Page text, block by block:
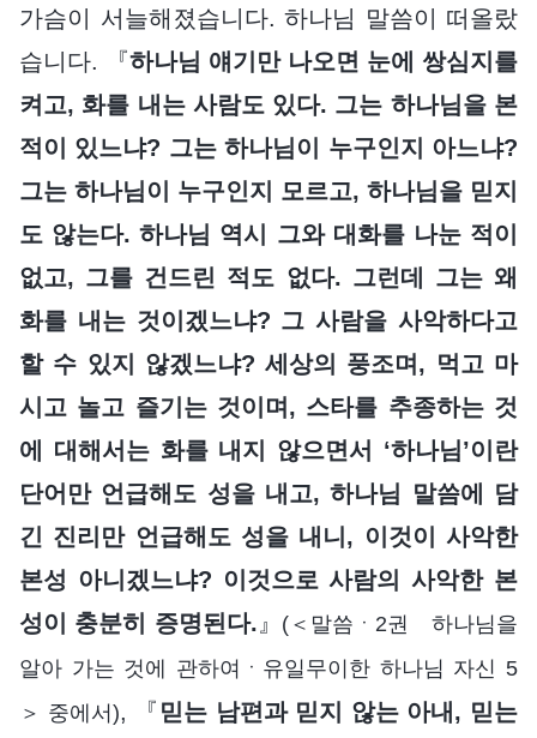
가슴이 서늘해졌습니다. 하나님 말씀이 떠올랐
습니다. 『하나님 얘기만 나오면 눈에 쌍심지를
켜고, 화를 내는 사람도 있다. 그는 하나님을 본
적이 있느냐? 그는 하나님이 누구인지 아느냐?
그는 하나님이 누구인지 모르고, 하나님을 믿지
도 않는다. 하나님 역시 그와 대화를 나눈 적이
없고, 그를 건드린 적도 없다. 그런데 그는 왜
화를 내는 것이겠느냐? 그 사람을 사악하다고
할 수 있지 않겠느냐? 세상의 풍조며, 먹고 마
시고 놀고 즐기는 것이며, 스타를 추종하는 것
에 대해서는 화를 내지 않으면서 ‘하나님’이란
단어만 언급해도 성을 내고, 하나님 말씀에 담
긴 진리만 언급해도 성을 내니, 이것이 사악한
본성 아니겠느냐? 이것으로 사람의 사악한 본
성이 충분히 증명된다. 』 (＜말씀ㆍ2권 하나님을
알아 가는 것에 관하여ㆍ유일무이한 하나님 자신 5
＞ 중에서), 『 믿는 남편과 믿지 않는 아내, 믿는